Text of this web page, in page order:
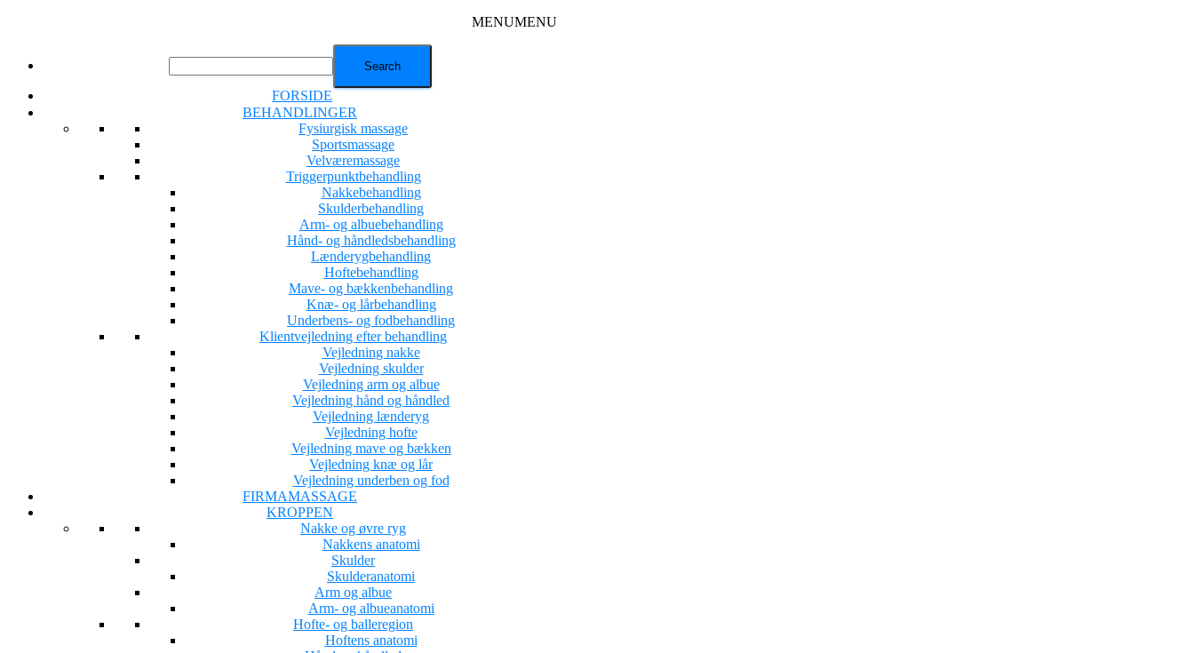
MENUMENU
FORSIDE
BEHANDLINGER
Fysiurgisk massage
Sportsmassage
Velværemassage
Triggerpunktbehandling
Nakkebehandling
Skulderbehandling
Arm- og albuebehandling
Hånd- og håndledsbehandling
Lænderygbehandling
Hoftebehandling
Mave- og bækkenbehandling
Knæ- og lårbehandling
Underbens- og fodbehandling
Klientvejledning efter behandling
Vejledning nakke
Vejledning skulder
Vejledning arm og albue
Vejledning hånd og håndled
Vejledning lænderyg
Vejledning hofte
Vejledning mave og bækken
Vejledning knæ og lår
Vejledning underben og fod
FIRMAMASSAGE
KROPPEN
Nakke og øvre ryg
Nakkens anatomi
Skulder
Skulderanatomi
Arm og albue
Arm- og albueanatomi
Hofte- og balleregion
Hoftens anatomi